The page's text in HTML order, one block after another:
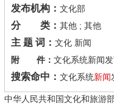
发布机构： 文化部
分 类： 其他 ; 其他
主 题 词： 文化 新闻
附 件： 文化系统新闻
搜索命中： 文化系统新闻
中华人民共和国文化和旅游